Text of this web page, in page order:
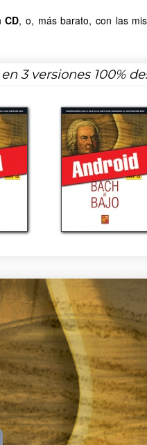
CD, o, más barato, con las
3 versiones 100%